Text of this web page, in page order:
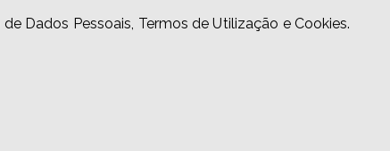
Dados Pessoais, Termos de Utilização e Cookies.